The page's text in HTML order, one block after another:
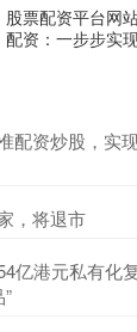
股票配资平台网
配资：一步步实
配资炒股，实
，将退市
亿港元私有化